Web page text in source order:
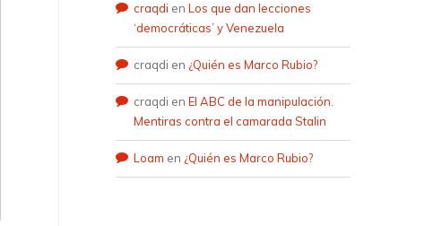
craqdi en Los que dan lecciones
‘democráticas’ y Venezuela
craqdi en ¿Quién es Marco Rubio?
craqdi en El ABC de la manipulación.
Mentiras contra el camarada Stalin
Loam en ¿Quién es Marco Rubio?